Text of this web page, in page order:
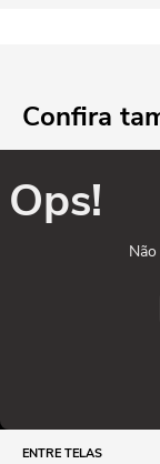
Confira
Ops!
ENTRE TELAS